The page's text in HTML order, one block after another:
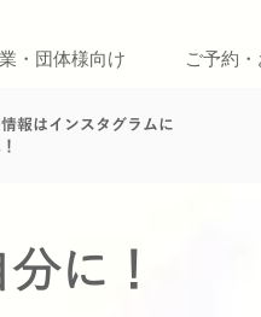
・団体様向け ご予約
報はインスタグラムに
に！